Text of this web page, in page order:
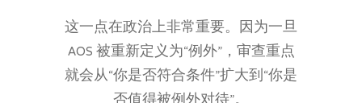
这一点在政治上非常重要。因为一旦
AOS 被重新定义为“例外”，审查重点
就会从“你是否符合条件”扩大到“你是